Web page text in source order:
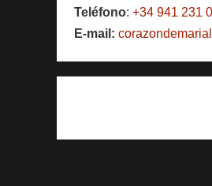
Teléfono: +34 941 231
E-mail: